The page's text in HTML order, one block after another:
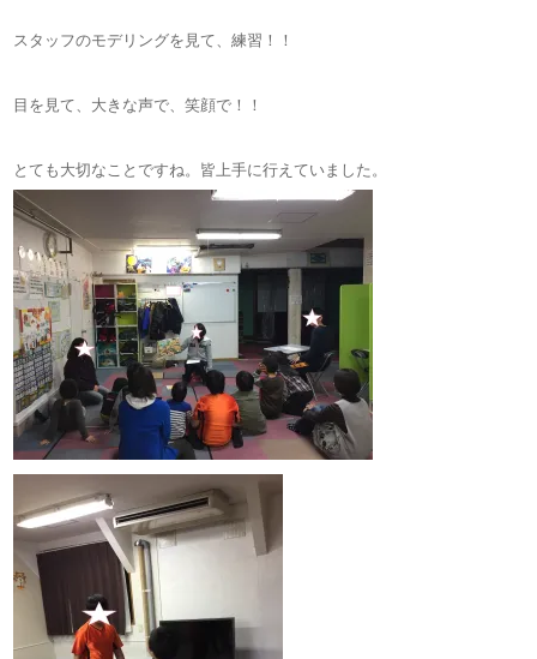
スタッフのモデリングを見て、練習！！
目を見て、大きな声で、笑顔で！！
とても大切なことですね。皆上手に行えていました。